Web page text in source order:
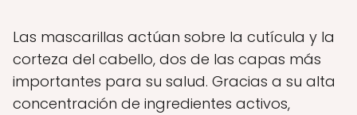
Las mascarillas actúan sobre la cutícula y la
corteza del cabello, dos de las capas más
importantes para su salud. Gracias a su alta
concentración de ingredientes activos,